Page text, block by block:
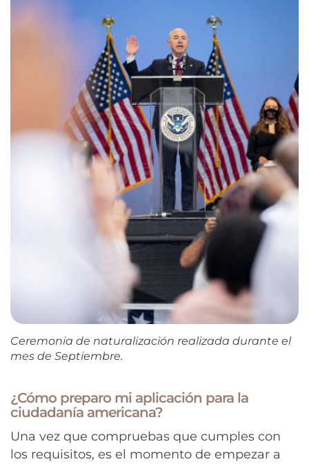
Ceremonia de naturalización realizada durante el
mes de Septiembre.
¿Cómo preparo mi aplicación para la
ciudadanía americana?
Una vez que compruebas que cumples con
los requisitos, es el momento de empezar a